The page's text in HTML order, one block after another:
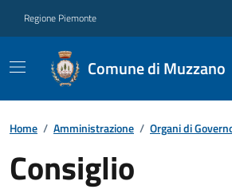
Regione Piemonte
Comune di Muzzano
Home / Amministrazione / Organi di
Consiglio